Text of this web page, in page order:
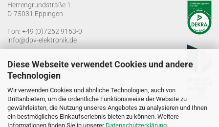
Diese Webseite verwendet Cookies und andere
Technologien
Wir verwenden Cookies und ähnliche Technologien, auch von
Drittanbietern, um die ordentliche Funktionsweise der Website zu
gewährleisten, die Nutzung unseres Angebotes zu analysieren und Ihnen
ein bestmögliches Einkaufserlebnis bieten zu können. Weitere
Informationen finden Sie in unserer Datenschutzerklärung.
Herrengrundstraße 1
D-75031 Eppingen
Fon: +49 (0)7262 9163-0
info@dpv-elektronik.de
Bürozeiten
Montag-Freitag: 08:00 - 16:00 Uhr
Warenannahmezeiten
Montag-Freitag: 07:00 - 12:30 Uhr
13:00 - 15:00 Uhr